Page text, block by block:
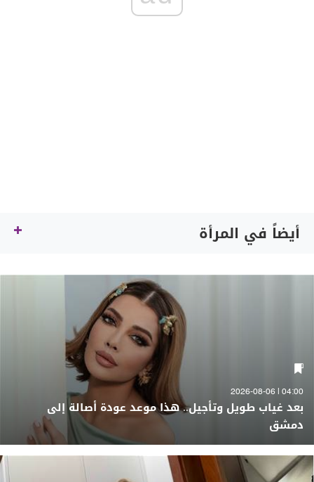
أيضاً في المرأة
04:00 | 2026-08-06
بعد غياب طويل وتأجيل.. هذا موعد عودة أصالة إلى
دمشق